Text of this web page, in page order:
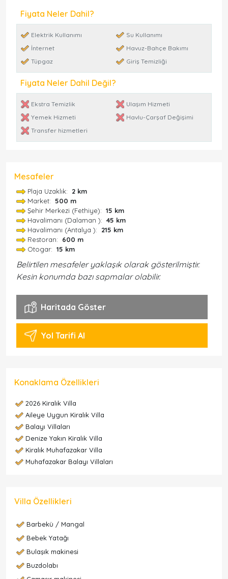
Fiyata Neler Dahil?
Elektrik Kullanımı
Su Kullanımı
İnternet
Havuz-Bahçe Bakımı
Tüpgaz
Giriş Temizliği
Fiyata Neler Dahil Değil?
Ekstra Temizlik
Ulaşım Hizmeti
Yemek Hizmeti
Havlu-Çarşaf Değişimi
Transfer hizmetleri
Mesafeler
Plaja Uzaklık: 2 km
Market: 500 m
Şehir Merkezi (Fethiye): 15 km
Havalimanı (Dalaman ): 45 km
Havalimanı (Antalya ): 215 km
Restoran: 600 m
Otogar: 15 km
Belirtilen mesafeler yaklaşık olarak gösterilmiştir.
Kesin konumda bazı sapmalar olabilir.
Haritada Göster
Yol Tarifi Al
Konaklama Özellikleri
2026 Kiralık Villa
Aileye Uygun Kiralık Villa
Balayı Villaları
Denize Yakın Kiralık Villa
Kiralık Muhafazakar Villa
Muhafazakar Balayı Villaları
Villa Özellikleri
Barbekü / Mangal
Bebek Yatağı
Bulaşık makinesi
Buzdolabı